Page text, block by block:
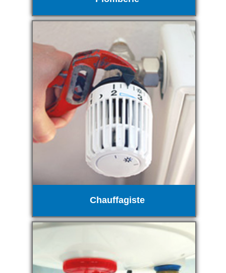
Chauffagiste